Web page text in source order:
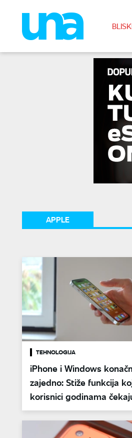
APPLE
TEHNOLOGIJA
iPhone i Windows
zajedno: Stiže funkcija
korisnici godinama